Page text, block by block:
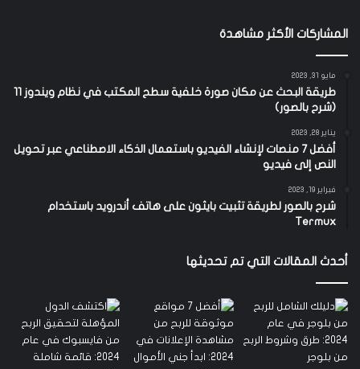
المشاركات الأكثر مشاهدة
مايو 31, 2023
طريقة البحث عن مكان صورة خلفية سطح المكتب في نظام ويندوز 11
(شرح بالصور)
يناير 28, 2023
أفضل 7 منصات لإنشاء الفيديو باستعمال الذكاء الاصطناعي عبر تحويل
النص إلى فيديو
فبراير 19, 2023
شرح بالصور لطريقة تثبيت بايثون على هاتف أندرويد باستخدام
Termux
أحدث المقالات التي تم تحديثها